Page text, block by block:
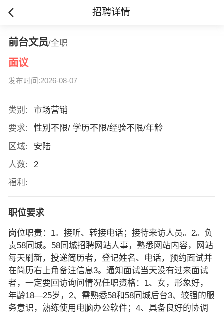
招聘详情
前台文员/全职
面议
发布时间:2026-08-07
类别:
市场营销
要求:
性别不限/ 学历不限/经验不限/年龄
区域:
安陆
人数:
2
福利:
职位要求
岗位职责：1。接听、转接电话；接待来访人员。2。负
责58同城。58同城招聘网站人事，熟悉网站内容，网站
每天刷新，投递简历者，登记姓名、电话，预约面试并
在简历右上角备注信息3。通知面试当天没有过来面试
者，一定要回访询问情况任职资格：1、女，形象好，
年龄18—25岁，2、需熟悉58和58同城后台3、较强的服
务意识，熟练使用电脑办公软件；4、具备良好的协调